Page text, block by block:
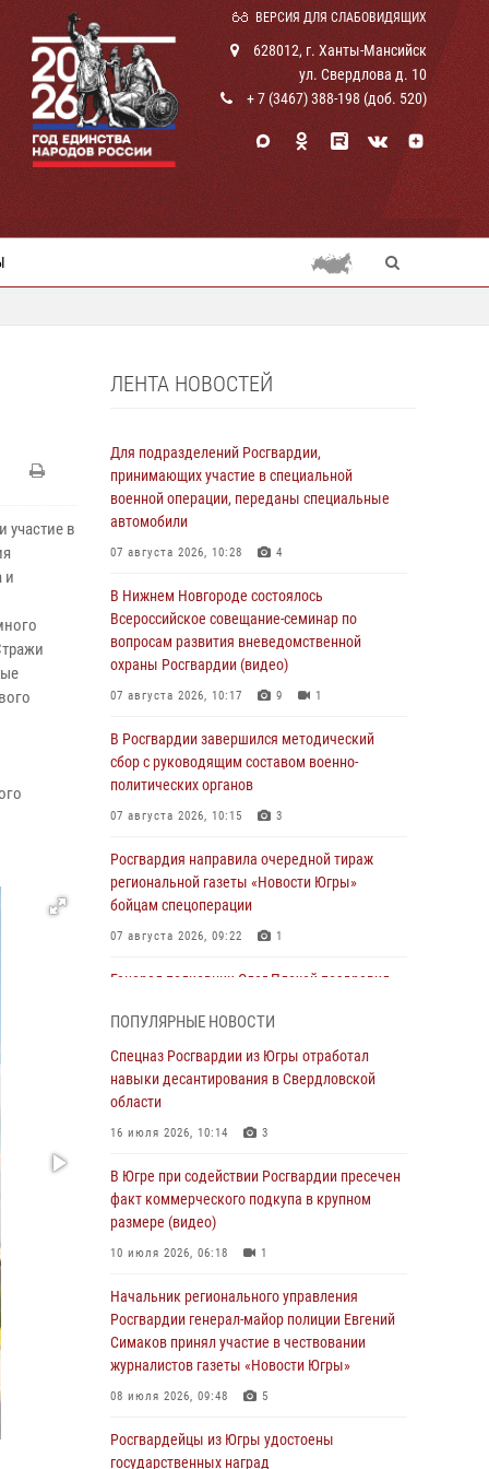
ВЕРСИЯ ДЛЯ СЛАБОВИДЯЩИХ
628012, г. Ханты-Мансийск
ул. Свердлова д. 10
+ 7 (3467) 388-198 (доб. 520)
в
и
ЛЕНТА НОВОСТЕЙ
Для подразделений Росгвардии,
принимающих участие в специальной
военной операции, переданы специальные
автомобили
07 августа 2026, 10:28 4
В Нижнем Новгороде состоялось
Всероссийское совещание-семинар по
вопросам развития вневедомственной
охраны Росгвардии (видео)
07 августа 2026, 10:17 9 1
В Росгвардии завершился методический
сбор с руководящим составом военно-
политических органов
07 августа 2026, 10:15 3
Росгвардия направила очередной тираж
региональной газеты «Новости Югры»
бойцам спецоперации
07 августа 2026, 09:22 1
Генерал-полковник Олег Плохой поздравил
подразделений Росгвардии с
профессиональным праздником
07 августа 2026, 06:02
Делегация МВД Республики Беларусь
работы Росгвардии в Москве (видео)
06 августа 2026, 11:29 5 1
06 августа 2026, 11:28
Офицеры Росгвардии и ветераны войск
правопорядка почтили память генерала
армии Ивана Кирилловича Яковлева
В Югре при силовой поддержке ОМОН
ПОПУЛЯРНЫЕ НОВОСТИ
Спецназ Росгвардии из Югры отработал
навыки десантирования в Свердловской
области
16 июля 2026, 10:14 3
В Югре при содействии Росгвардии пресечен
факт коммерческого подкупа в крупном
размере (видео)
10 июля 2026, 06:18 1
Начальник регионального управления
Росгвардии генерал-майор полиции Евгений
Симаков принял участие в чествовании
журналистов газеты «Новости Югры»
08 июля 2026, 09:48 5
Росгвардейцы из Югры удостоены
государственных наград